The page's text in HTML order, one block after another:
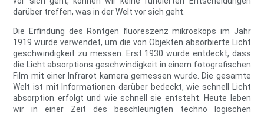
darüber treffen, was in der Welt vor sich geht.
Die Erfindung des Röntgen fluoreszenz mikroskops im Jahr
1919 wurde verwendet, um die von Objekten absorbierte Licht
geschwindigkeit zu messen. Erst 1930 wurde entdeckt, dass
die Licht absorptions geschwindigkeit in einem fotografischen
Film mit einer Infrarot kamera gemessen wurde. Die gesamte
Welt ist mit Informationen darüber bedeckt, wie schnell Licht
absorption erfolgt und wie schnell sie entsteht. Heute leben
wir in einer Zeit des beschleunigten techno logischen